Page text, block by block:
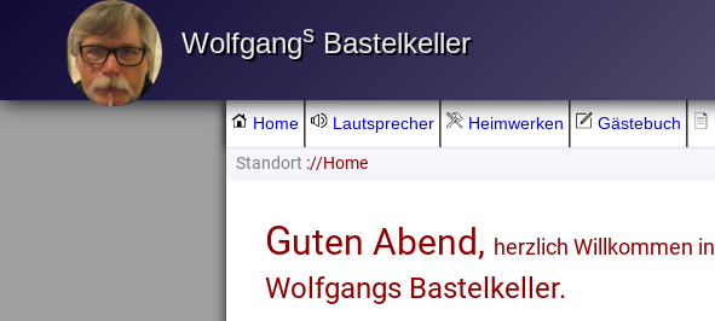
WolfgangsBastelkeller
Home Lautsprecher Heimwerken Gästebuch
Standort ://Home
Guten Abend, herzlich Willkommen in
Wolfgangs Bastelkeller.